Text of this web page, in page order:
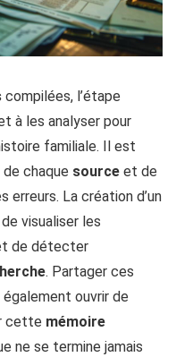
compilées, l’étape
à les analyser pour
familiale. Il est
de chaque source et de
erreurs. La création d’un
visualiser les
de détecter
. Partager ces
ouvrir de
cette mémoire
ne se termine jamais